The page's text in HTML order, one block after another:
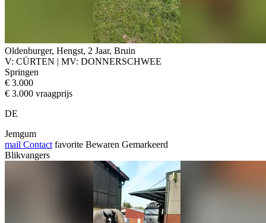
Oldenburger, Hengst, 2 Jaar, Bruin
V: CÜRTEN | MV: DONNERSCHWEE
Springen
€ 3.000
€ 3.000 vraagprijs
DE
Jemgum
mail Contact favorite Bewaren Gemarkeerd
Blikvangers